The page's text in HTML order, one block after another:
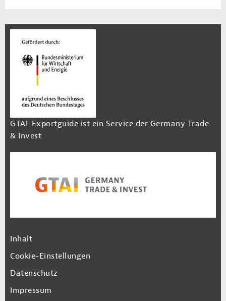
GTAI-Exportguide ist ein Service der Germany Trade
& Invest
Footer Navigation
Inhalt
Cookie-Einstellungen
Datenschutz
Impressum